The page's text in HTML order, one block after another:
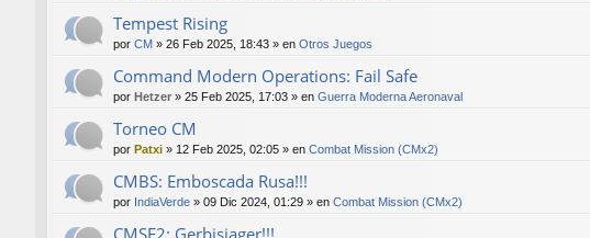
Tempest Rising
por CM » 26 Feb 2025, 18:43 » en Otros Juegos
Command Modern Operations: Fail Safe
por Hetzer » 25 Feb 2025, 17:03 » en Guerra Moderna Aeronaval
Torneo CM
por Patxi » 12 Feb 2025, 02:05 » en Combat Mission (CMx2)
CMBS: Emboscada Rusa!!!
por IndiaVerde » 09 Dic 2024, 01:29 » en Combat Mission (CMx2)